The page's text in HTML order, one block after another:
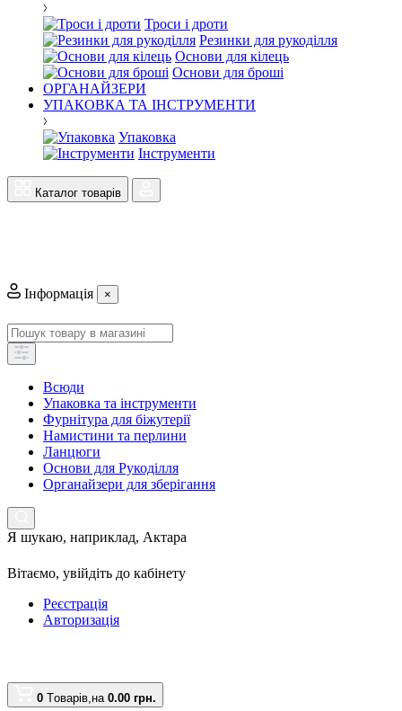
Троси і дроти
Резинки для рукоділля
Основи для кілець
Основи для броші
ОРГАНАЙЗЕРИ
УПАКОВКА ТА ІНСТРУМЕНТИ
Упаковка
Інструменти
Каталог товарів
Інформація ×
Всюди
Упаковка та інструменти
Фурнітура для біжутерії
Намистини та перлини
Ланцюги
Основи для Рукоділля
Органайзери для зберігання
Я шукаю, наприклад, Актара
Вітаємо, увійдіть до кабінету
Реєстрація
Авторизація
0 Tоварів,на 0.00 грн.